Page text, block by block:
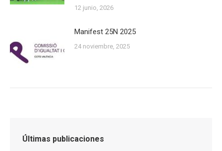
12 junio, 2026
Manifest 25N 2025
24 noviembre, 2025
Últimas publicaciones